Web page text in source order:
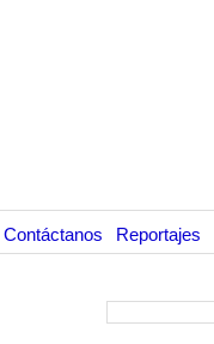
Contáctanos Reportajes